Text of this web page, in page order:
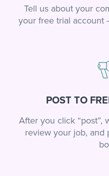
Tell us about your
your free trial
POST TO
After you click “post”,
review your job, and